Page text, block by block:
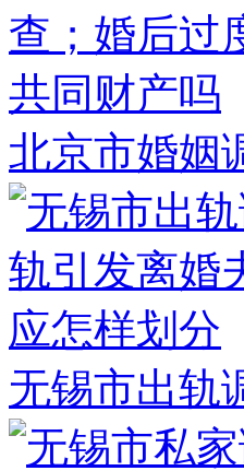
北京市婚姻
无锡市出轨